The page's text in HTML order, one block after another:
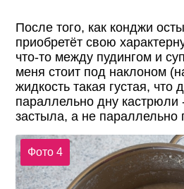
После того, как конджи
приобретёт свою
что-то между пудингом и
меня стоит под наклоном
жидкость такая густая, что
параллельно дну кастрюли
застыла, а не параллельно
Фото 4